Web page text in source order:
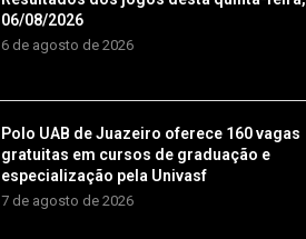
06/08/2026
6 de agosto de 2026
Polo UAB de Juazeiro oferece 160 vagas
gratuitas em cursos de graduação e
especialização pela Univasf
7 de agosto de 2026